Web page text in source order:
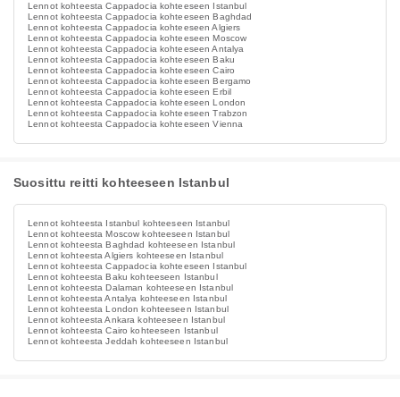
Lennot kohteesta Cappadocia kohteeseen Istanbul
Lennot kohteesta Cappadocia kohteeseen Baghdad
Lennot kohteesta Cappadocia kohteeseen Algiers
Lennot kohteesta Cappadocia kohteeseen Moscow
Lennot kohteesta Cappadocia kohteeseen Antalya
Lennot kohteesta Cappadocia kohteeseen Baku
Lennot kohteesta Cappadocia kohteeseen Cairo
Lennot kohteesta Cappadocia kohteeseen Bergamo
Lennot kohteesta Cappadocia kohteeseen Erbil
Lennot kohteesta Cappadocia kohteeseen London
Lennot kohteesta Cappadocia kohteeseen Trabzon
Lennot kohteesta Cappadocia kohteeseen Vienna
Suosittu reitti kohteeseen Istanbul
Lennot kohteesta Istanbul kohteeseen Istanbul
Lennot kohteesta Moscow kohteeseen Istanbul
Lennot kohteesta Baghdad kohteeseen Istanbul
Lennot kohteesta Algiers kohteeseen Istanbul
Lennot kohteesta Cappadocia kohteeseen Istanbul
Lennot kohteesta Baku kohteeseen Istanbul
Lennot kohteesta Dalaman kohteeseen Istanbul
Lennot kohteesta Antalya kohteeseen Istanbul
Lennot kohteesta London kohteeseen Istanbul
Lennot kohteesta Ankara kohteeseen Istanbul
Lennot kohteesta Cairo kohteeseen Istanbul
Lennot kohteesta Jeddah kohteeseen Istanbul